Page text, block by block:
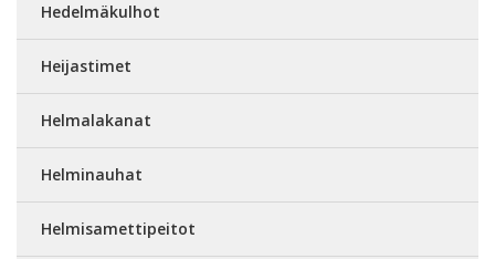
Hedelmäkulhot
Heijastimet
Helmalakanat
Helminauhat
Helmisamettipeitot